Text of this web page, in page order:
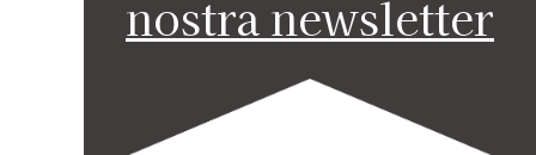
nostra newsletter